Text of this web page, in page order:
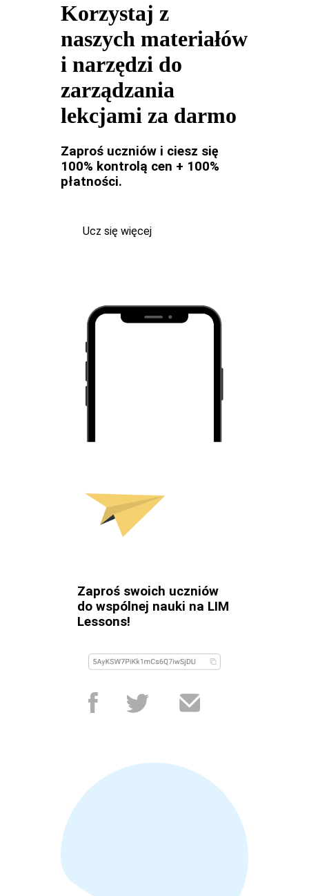
Korzystaj z
naszych materiałów
i narzędzi do
zarządzania
lekcjami za darmo
Zaproś uczniów i ciesz się
100% kontrolą cen + 100%
płatności.
Ucz się więcej
Zaproś swoich uczniów
do wspólnej nauki na LIM
Lessons!